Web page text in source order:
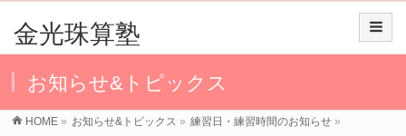
金光珠算塾
お知らせ&トピックス
HOME » お知らせ&トピックス » 練習日・練習時間のお知らせ »